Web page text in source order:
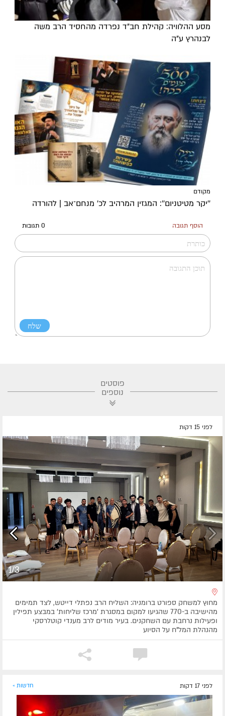
מסע ההלוויה: קהילת חב"ד נפרדה מהחסיד הרב משה
לבנהרץ ע"ה
מקודם
''יקר מטיטניום'': המגזין המרהיב לכ’ מנחם־אב | להורדה
הוסף תגובה 0 תגובות
פוסטים
נוספים
לפני 15 דקות
1/3
מחוץ למשחק ספורט ברומניה: השליח הרב נפתלי דייטש, לצד תמימים
מהישיבה ב-770 שהגיעו למקום במסגרת 'מרכז שליחות' במבצע תפילין
ופעילות נרחבת עם השחקנים. בעיר מודים לרב מענדי קוטלרסקי
מהנהלת המל"ח על הסיוע
לפני 17 דקות חדשות »